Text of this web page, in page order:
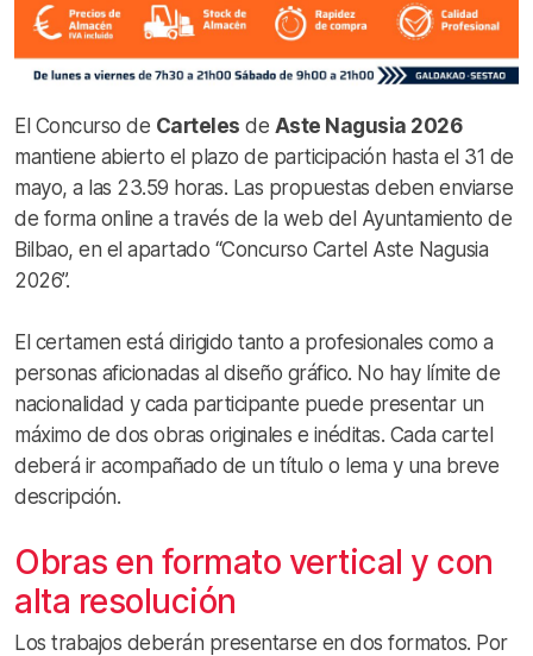
El Concurso de Carteles de Aste Nagusia 2026
mantiene abierto el plazo de participación hasta el 31 de
mayo, a las 23.59 horas. Las propuestas deben enviarse
de forma online a través de la web del Ayuntamiento de
Bilbao, en el apartado “Concurso Cartel Aste Nagusia
2026”.
El certamen está dirigido tanto a profesionales como a
personas aficionadas al diseño gráfico. No hay límite de
nacionalidad y cada participante puede presentar un
máximo de dos obras originales e inéditas. Cada cartel
deberá ir acompañado de un título o lema y una breve
descripción.
Obras en formato vertical y con
alta resolución
Los trabajos deberán presentarse en dos formatos. Por